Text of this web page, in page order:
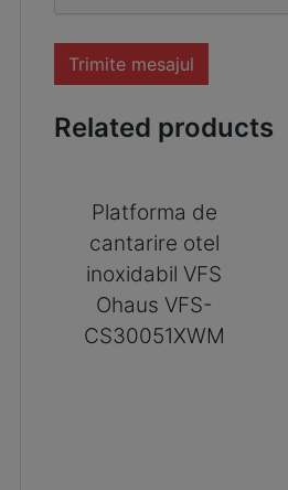
Trimite mesajul
Related products
Platforma de
cantarire otel
inoxidabil VFS
Ohaus VFS-
CS30051XWM